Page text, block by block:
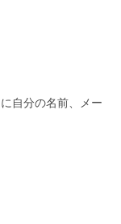
自分の名前、メー